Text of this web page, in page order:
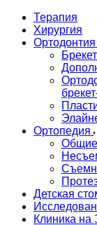
Терапия
Хирургия
Ортодонтия
Ортопедия
Общие
Детская
Клиника на